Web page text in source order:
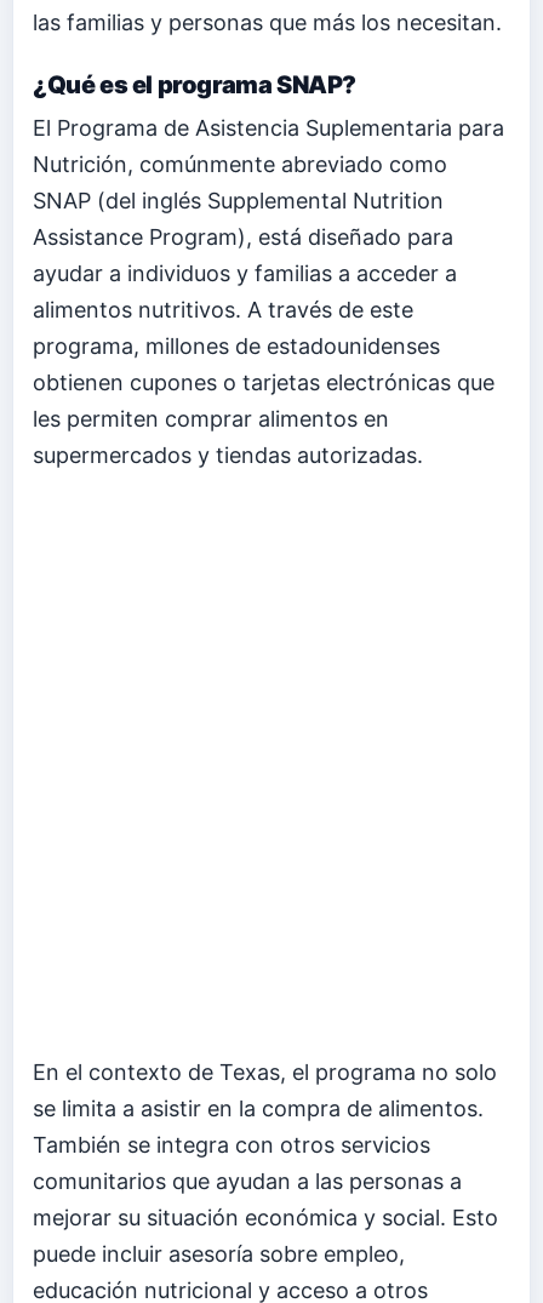
las familias y personas que más los necesitan.
¿Qué es el programa SNAP?
El Programa de Asistencia Suplementaria para
Nutrición, comúnmente abreviado como
SNAP (del inglés Supplemental Nutrition
Assistance Program), está diseñado para
ayudar a individuos y familias a acceder a
alimentos nutritivos. A través de este
programa, millones de estadounidenses
obtienen cupones o tarjetas electrónicas que
les permiten comprar alimentos en
supermercados y tiendas autorizadas.
En el contexto de Texas, el programa no solo
se limita a asistir en la compra de alimentos.
También se integra con otros servicios
comunitarios que ayudan a las personas a
mejorar su situación económica y social. Esto
puede incluir asesoría sobre empleo,
educación nutricional y acceso a otros